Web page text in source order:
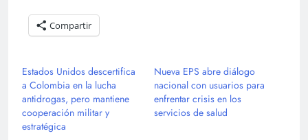
Compartir
Estados Unidos descertifica
a Colombia en la lucha
antidrogas, pero mantiene
cooperación militar y
estratégica
Nueva EPS abre diálogo
nacional con usuarios para
enfrentar crisis en los
servicios de salud